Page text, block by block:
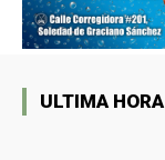
ULTIMA HORA